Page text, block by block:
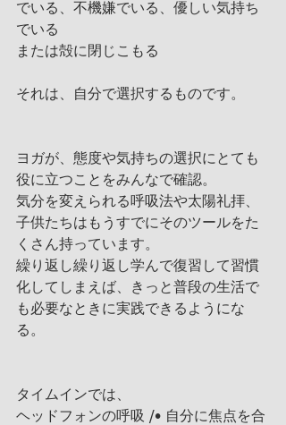
でいる、不機嫌でいる、優しい気持ち
でいる
または殻に閉じこもる
それは、自分で選択するものです。
ヨガが、態度や気持ちの選択にとても
役に立つことをみんなで確認。
気分を変えられる呼吸法や太陽礼拝、
子供たちはもうすでにそのツールをた
くさん持っています。
繰り返し繰り返し学んで復習して習慣
化してしまえば、きっと普段の生活で
も必要なときに実践できるようにな
る。
タイムインでは、
ヘッドフォンの呼吸 /• 自分に焦点を合